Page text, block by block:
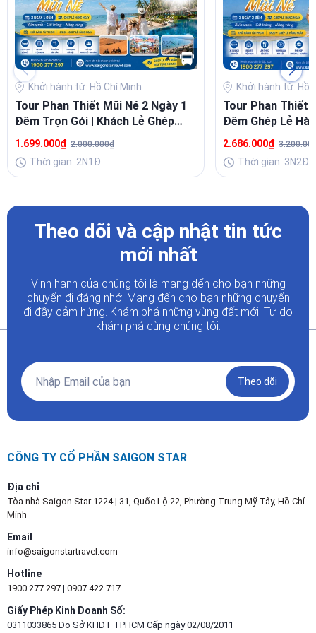
Khởi hành từ: Hồ Chí Minh
Tour Phan Thiết Mũi Né 2 Ngày 1
Đêm Trọn Gói | Khách Lẻ Ghép
Đoàn - Khởi Hành Hàng Ngày Từ
1.699.000₫ 2.000.000₫
Thời gian: 2N1Đ
Khởi hành từ: Hồ
Tour Phan Thiết
Đêm Ghép Lẻ
Gói Giá Rẻ - Khởi
2.686.000₫
Thời gian: 3N2Đ
Theo dõi và cập nhật tin tức
mới nhất
Vinh hạnh của chúng tôi là mang đến cho bạn những
chuyến đi đáng nhớ. Mang đến cho bạn những chuyến
đi đầy cảm hứng. Khám phá những vùng đất mới. Tự do
khám phá cùng chúng tôi.
Theo dõi
CÔNG TY CỔ PHẦN SAIGON STAR
Địa chỉ
Tòa nhà Saigon Star 1224 | 31, Quốc Lộ 22, Phường Trung Mỹ Tây, Hồ Chí
Minh
Email
info@saigonstartravel.com
Hotline
1900 277 297 | 0907 422 717
Giấy Phép Kinh Doanh Số:
0311033865 Do Sở KHĐT TPHCM Cấp ngày 02/08/2011